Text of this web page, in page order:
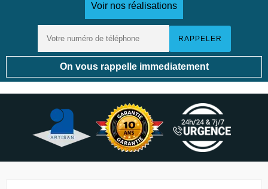
Voir nos réalisations
On vous rappelle immediatement